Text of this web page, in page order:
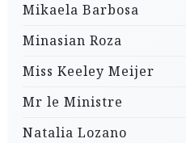
Mikaela Barbosa
Minasian Roza
Miss Keeley Meijer
Mr le Ministre
Natalia Lozano